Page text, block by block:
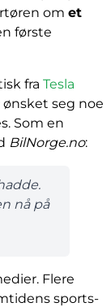
om et
første
fra Tesla
ønsket seg noe
Som en
BilNorge.no:
nå på
Flere
sports-